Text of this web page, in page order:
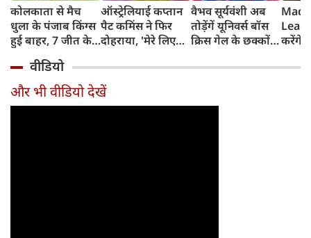
कोलकाता से मैच
धुला के पंजाब किंग्स
हुई बाहर, 7 जीत के
ऑस्ट्रेलियाई कप्तान
पैट कमिंस ने फिर
दोहराया, 'मेरे लिए
वैभव सूर्यवंशी अब
तोड़ेंगें यूनिवर्स बॉस
क्रिस गेल के छक्कों
करेंगे
टीम में
वीडियो
और भी वीडियो देखें